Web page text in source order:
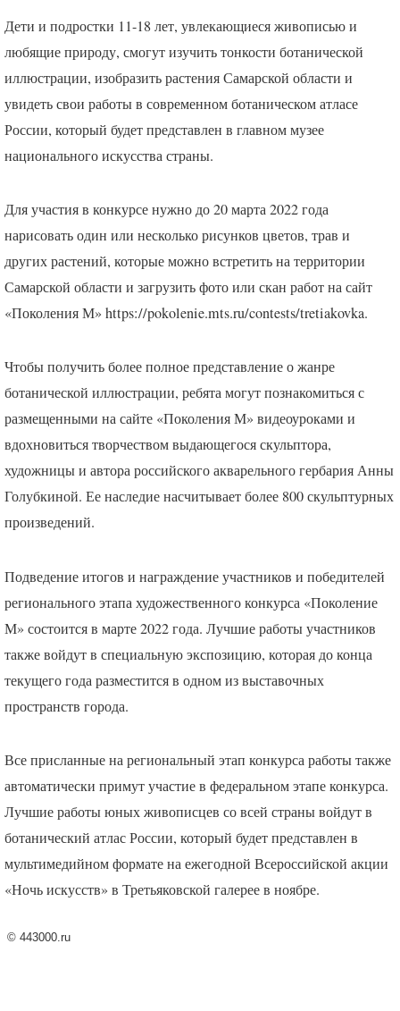
Дети и подростки 11-18 лет, увлекающиеся живописью и
любящие природу, смогут изучить тонкости ботанической
иллюстрации, изобразить растения Самарской области и
увидеть свои работы в современном ботаническом атласе
России, который будет представлен в главном музее
национального искусства страны.
Для участия в конкурсе нужно до 20 марта 2022 года
нарисовать один или несколько рисунков цветов, трав и
других растений, которые можно встретить на территории
Самарской области и загрузить фото или скан работ на сайт
«Поколения М» https://pokolenie.mts.ru/contests/tretiakovka.
Чтобы получить более полное представление о жанре
ботанической иллюстрации, ребята могут познакомиться с
размещенными на сайте «Поколения М» видеоуроками и
вдохновиться творчеством выдающегося скульптора,
художницы и автора российского акварельного гербария Анны
Голубкиной. Ее наследие насчитывает более 800 скульптурных
произведений.
Подведение итогов и награждение участников и победителей
регионального этапа художественного конкурса «Поколение
М» состоится в марте 2022 года. Лучшие работы участников
также войдут в специальную экспозицию, которая до конца
текущего года разместится в одном из выставочных
пространств города.
Все присланные на региональный этап конкурса работы также
автоматически примут участие в федеральном этапе конкурса.
Лучшие работы юных живописцев со всей страны войдут в
ботанический атлас России, который будет представлен в
мультимедийном формате на ежегодной Всероссийской акции
«Ночь искусств» в Третьяковской галерее в ноябре.
© 443000.ru